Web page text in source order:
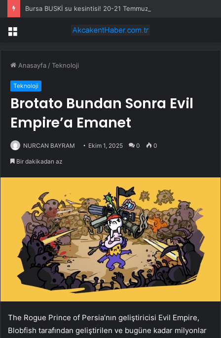
Menü
Anasayfa /Teknoloji
Teknoloji
Brotato Bundan Sonra Evil
Empire’a Emanet
NURCAN BAYRAM Ekim 1, 2025 0 0
Bir dakikadan az
The Rogue Prince of Persia’nın geliştiricisi Evil Empire,
Blobfish tarafından geliştirilen ve bugüne kadar milyonlar